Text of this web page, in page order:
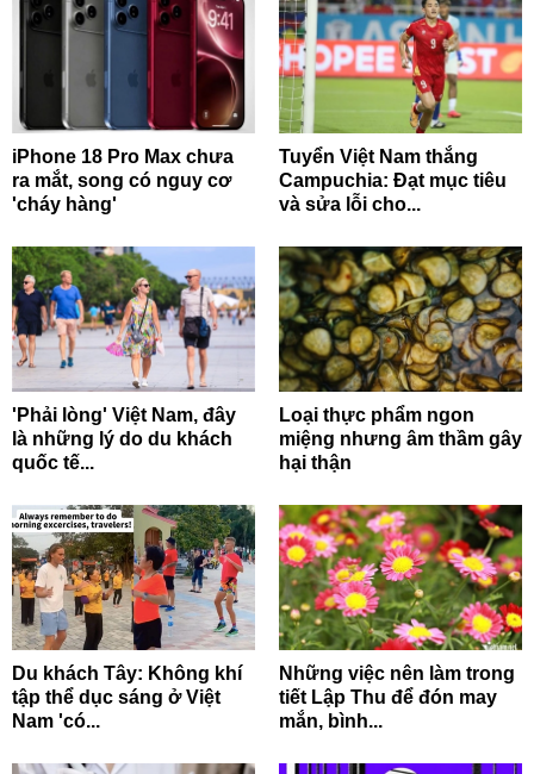
iPhone 18 Pro Max chưa
ra mắt, song có nguy cơ
'cháy hàng'
Tuyển Việt Nam thắng
Campuchia: Đạt mục tiêu
và sửa lỗi cho...
'Phải lòng' Việt Nam, đây
là những lý do du khách
quốc tế...
Loại thực phẩm ngon
miệng nhưng âm thầm gây
hại thận
Du khách Tây: Không khí
tập thể dục sáng ở Việt
Nam 'có...
Những việc nên làm trong
tiết Lập Thu để đón may
mắn, bình...